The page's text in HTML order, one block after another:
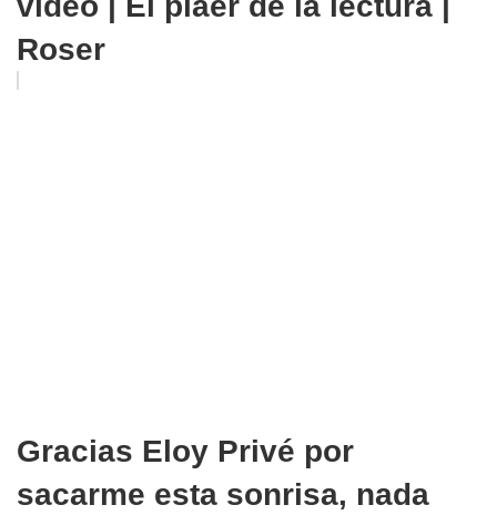
Roser
Gracias Eloy Privé por
sacarme esta sonrisa, nada